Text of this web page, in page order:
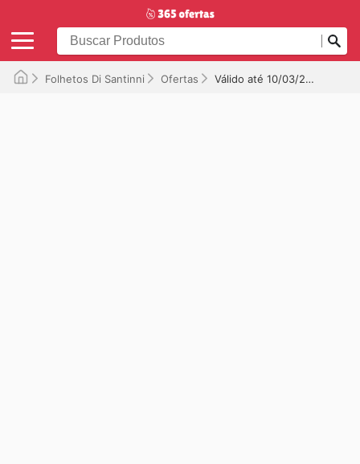
Folhetos Di Santinni Ofertas Válido até 10/03/2026